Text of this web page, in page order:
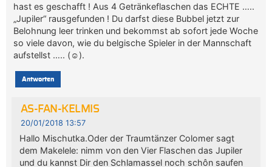
hast es geschafft ! Aus 4 Getränkeflaschen das ECHTE …..
„Jupiler“ rausgefunden ! Du darfst diese Bubbel jetzt zur
Belohnung leer trinken und bekommst ab sofort jede Woche
so viele davon, wie du belgische Spieler in der Mannschaft
aufstellst ….. (☺).
Antworten
AS-FAN-KELMIS
20/01/2018 13:57
Hallo Mischutka.Oder der Traumtänzer Colomer sagt
dem Makelele: nimm von den Vier Flaschen das Jupiler
und du kannst Dir den Schlamassel noch schôn saufen